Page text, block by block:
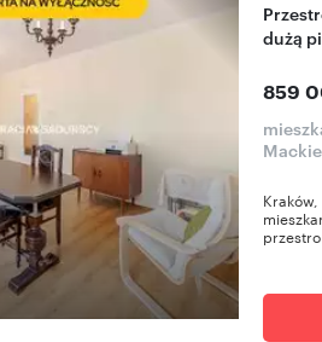
Przestronne 4-pokojowe mieszkanie z loggią i
dużą
859